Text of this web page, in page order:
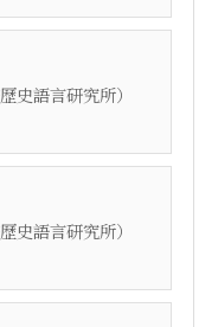
史語言研究所）
史語言研究所）